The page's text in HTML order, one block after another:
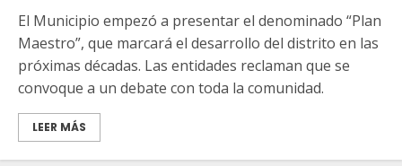
El Municipio empezó a presentar el denominado “Plan
Maestro”, que marcará el desarrollo del distrito en las
próximas décadas. Las entidades reclaman que se
convoque a un debate con toda la comunidad.
LEER MÁS